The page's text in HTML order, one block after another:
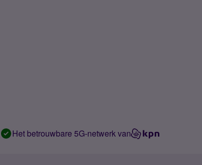
Het betrouwbare 5G-netwerk van